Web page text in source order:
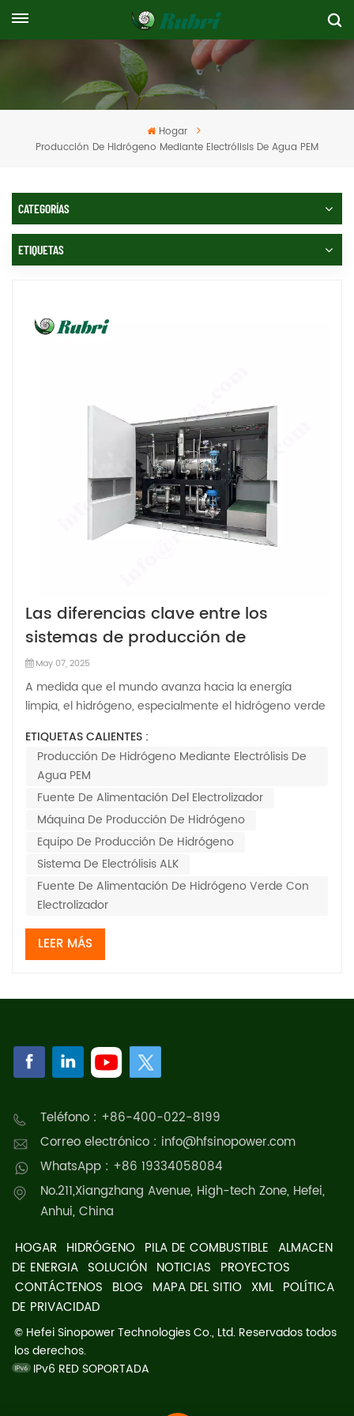
Hogar
Producción De Hidrógeno Mediante Electrólisis De Agua PEM
CATEGORÍAS
ETIQUETAS
Las diferencias clave entre los
sistemas de producción de
hidrógeno alcalino y PEM
May 07, 2025
A medida que el mundo avanza hacia la energía
limpia, el hidrógeno, especialmente el hidrógeno verde
convertido en un vector energético crucial. Dos
tecnologías de electrólisis líderes dominan el mercado:
la alcalina y los sistemas de membrana de inter...
ETIQUETAS CALIENTES :
Producción De Hidrógeno Mediante Electrólisis De
Agua PEM
Fuente De Alimentación Del Electrolizador
Máquina De Producción De Hidrógeno
Equipo De Producción De Hidrógeno
Sistema De Electrólisis ALK
Fuente De Alimentación De Hidrógeno Verde Con
Electrolizador
LEER MÁS
Teléfono : +86-400-022-8199
Correo electrónico : info@hfsinopower.com
WhatsApp : +86 19334058084
No.211,Xiangzhang Avenue, High-tech Zone, Hefei,
Anhui, China
HOGAR HIDRÓGENO PILA DE COMBUSTIBLE ALMACEN
DE ENERGIA SOLUCIÓN NOTICIAS PROYECTOS
CONTÁCTENOS BLOG MAPA DEL SITIO XML POLÍTICA
DE PRIVACIDAD
© Hefei Sinopower Technologies Co., Ltd. Reservados todos
los derechos.
IPv6 RED SOPORTADA